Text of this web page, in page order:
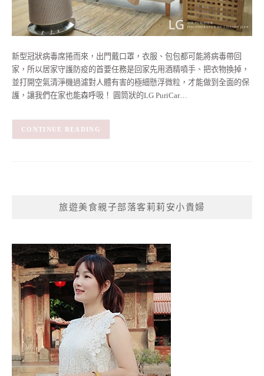
新型冠狀病毒席捲而來，出門戴口罩，衣服、包包都可能將病毒帶回
家，所以居家守護防疫的首要任務是回家先用酒精噴手、把衣物換掉，
並打開空氣清淨機過濾對人體有害的極細懸浮微粒，才能做到全面的保
護，讓我們在家也能森呼吸！ 圓筒狀的LG PuriCar…
CONTINUE READING
旅遊美食親子部落客莉莉安小貴婦